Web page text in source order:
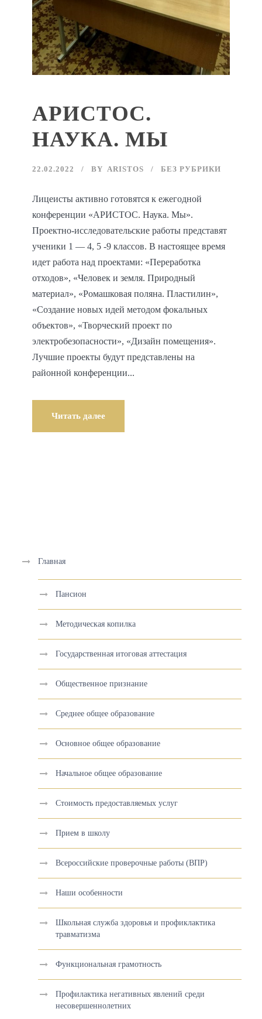
АРИСТОС.
НАУКА. МЫ
22.02.2022 BY ARISTOS БЕЗ РУБРИКИ
Лицеисты активно готовятся к ежегодной
конференции «АРИСТОС. Наука. Мы».
Проектно-исследовательские работы представят
ученики 1 — 4, 5 -9 классов. В настоящее время
идет работа над проектами: «Переработка
отходов», «Человек и земля. Природный
материал», «Ромашковая поляна. Пластилин»,
«Создание новых идей методом фокальных
объектов», «Творческий проект по
электробезопасности», «Дизайн помещения».
Лучшие проекты будут представлены на
районной конференции...
Читать далее
Главная
Пансион
Методическая копилка
Государственная итоговая аттестация
Общественное признание
Среднее общее образование
Основное общее образование
Начальное общее образование
Стоимость предоставляемых услуг
Прием в школу
Всероссийские проверочные работы (ВПР)
Наши особенности
Школьная служба здоровья и профиклактика
травматизма
Функциональная грамотность
Профилактика негативных явлений среди
несовершеннолетних